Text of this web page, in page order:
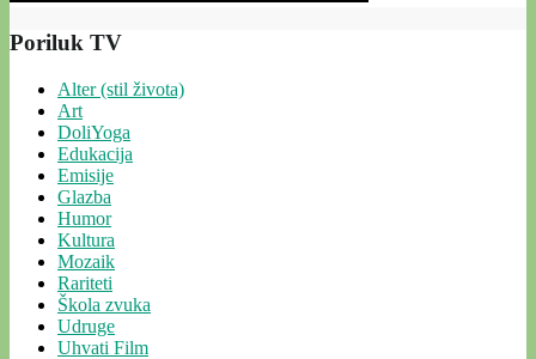
Poriluk TV
Alter (stil života)
Art
DoliYoga
Edukacija
Emisije
Glazba
Humor
Kultura
Mozaik
Rariteti
Škola zvuka
Udruge
Uhvati Film